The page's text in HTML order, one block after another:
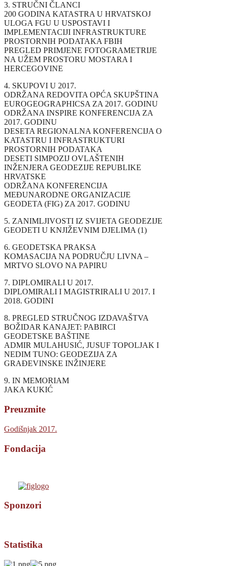
3. STRUČNI ČLANCI
200 GODINA KATASTRA U HRVATSKOJ
ULOGA FGU U USPOSTAVI I
IMPLEMENTACIJI INFRASTRUKTURE
PROSTORNIH PODATAKA FBIH
PREGLED PRIMJENE FOTOGRAMETRIJE
NA UŽEM PROSTORU MOSTARA I
HERCEGOVINE
4. SKUPOVI U 2017.
ODRŽANA REDOVITA OPĆA SKUPŠTINA
EUROGEOGRAPHICSA ZA 2017. GODINU
ODRŽANA INSPIRE KONFERENCIJA ZA
2017. GODINU
DESETA REGIONALNA KONFERENCIJA O
KATASTRU I INFRASTRUKTURI
PROSTORNIH PODATAKA
DESETI SIMPOZIJ OVLAŠTENIH
INŽENJERA GEODEZIJE REPUBLIKE
HRVATSKE
ODRŽANA KONFERENCIJA
MEĐUNARODNE ORGANIZACIJE
GEODETA (FIG) ZA 2017. GODINU
5. ZANIMLJIVOSTI IZ SVIJETA GEODEZIJE
GEODETI U KNJIŽEVNIM DJELIMA (1)
6. GEODETSKA PRAKSA
KOMASACIJA NA PODRUČJU LIVNA –
MRTVO SLOVO NA PAPIRU
7. DIPLOMIRALI U 2017.
DIPLOMIRALI I MAGISTRIRALI U 2017. I
2018. GODINI
8. PREGLED STRUČNOG IZDAVAŠTVA
BOŽIDAR KANAJET: PABIRCI
GEODETSKE BAŠTINE
ADMIR MULAHUSIĆ, JUSUF TOPOLJAK I
NEDIM TUNO: GEODEZIJA ZA
GRAĐEVINSKE INŽINJERE
9. IN MEMORIAM
JAKA KUKIĆ
Preuzmite
Godišnjak 2017.
Fondacija
Sponzori
Statistika